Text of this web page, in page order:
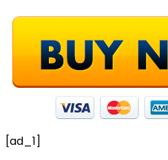
[ad_1]